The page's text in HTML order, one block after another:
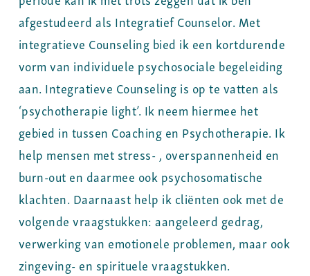
afgestudeerd als Integratief Counselor. Met
integratieve Counseling bied ik een kortdurende
vorm van individuele psychosociale begeleiding
aan. Integratieve Counseling is op te vatten als
‘psychotherapie light’. Ik neem hiermee het
gebied in tussen Coaching en Psychotherapie. Ik
help mensen met stress- , overspannenheid en
burn-out en daarmee ook psychosomatische
klachten. Daarnaast help ik cliënten ook met de
volgende vraagstukken: aangeleerd gedrag,
verwerking van emotionele problemen, maar ook
zingeving- en spirituele vraagstukken.